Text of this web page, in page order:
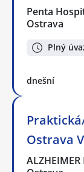
Penta
Ostrava
Plný
dnešní
Ostrava